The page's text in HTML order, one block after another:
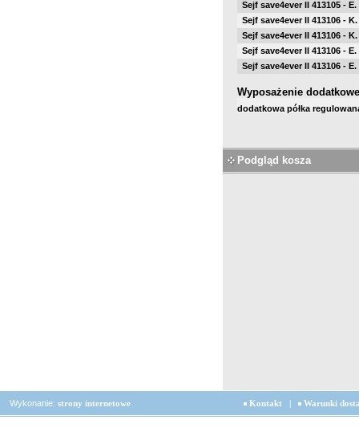
Sejf save4ever II 413105 -
Sejf save4ever II 413106 -
Sejf save4ever II 413106 -
Sejf save4ever II 413106 -
Sejf save4ever II 413106 -
Wyposażenie dodatkowe
dodatkowa półka
Podgląd kosza
Wykonanie: strony internetowe Kontakt | Warunki